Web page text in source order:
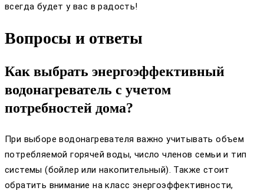
всегда будет у вас в радость!
Вопросы и ответы
Как выбрать энергоэффективный
водонагреватель с учетом
потребностей дома?
При выборе водонагревателя важно учитывать объем
потребляемой горячей воды, число членов семьи и тип
системы (бойлер или накопительный). Также стоит
обратить внимание на класс энергоэффективности,